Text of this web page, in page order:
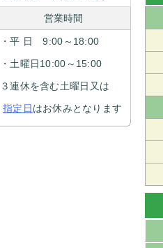
営業時間
・平 日 9:00～18:00
・土曜日10:00～15:00
３連休を含む土曜日又は
指定日はお休みとなります